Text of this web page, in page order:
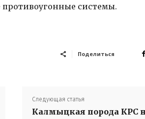
противоугонные системы.
Поделиться
Следующая статья
Калмыцкая порода КРС